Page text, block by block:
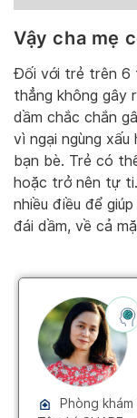
Vậy cha mẹ
Đối với trẻ trên 6
thẳng không gây
dầm chắc chắn
vì ngại ngùng
bạn bè. Trẻ có
hoặc trở nên tự
nhiều điều để
đái dầm, về cả